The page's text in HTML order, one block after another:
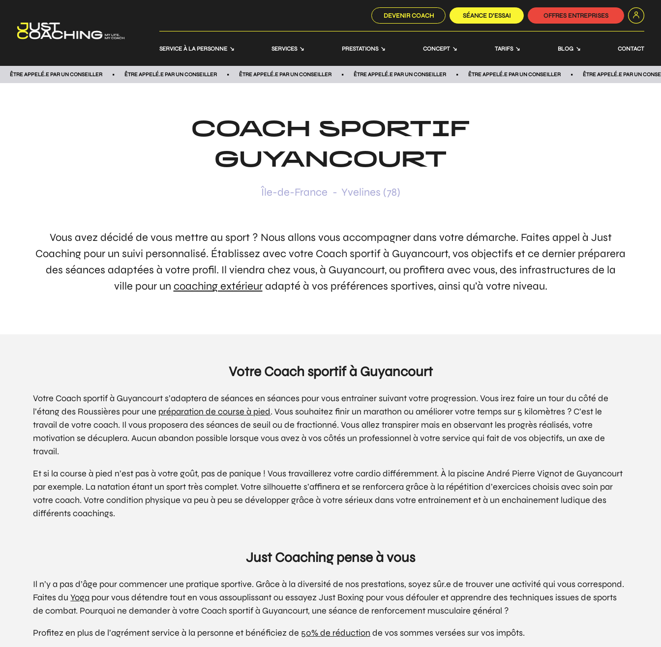
DEVENIR COACH SÉANCE D’ESSAI OFFRES ENTREPRISES
SERVICE À LA PERSONNE SERVICES PRESTATIONS CONCEPT TARIFS BLOG CONTACT
ÊTRE APPELÉ.E PAR UN CONSEILLER ÊTRE APPELÉ.E PAR UN CONSEILLER ÊTRE APPELÉ.E PAR UN CONSEILLER ÊTRE APPELÉ.E PAR UN CONSEILLER ÊTRE APPELÉ.E PAR UN CONSEILLER ÊTRE APPELÉ.E PAR UN
COACH SPORTIF
GUYANCOURT
Île-de-France - Yvelines (78)
Vous avez décidé de vous mettre au sport ? Nous allons vous accompagner dans votre démarche. Faites appel à Just
Coaching pour un suivi personnalisé. Établissez avec votre Coach sportif à Guyancourt, vos objectifs et ce dernier préparera
des séances adaptées à votre profil. Il viendra chez vous, à Guyancourt, ou profitera avec vous, des infrastructures de la
ville pour un coaching extérieuradapté à vos préférences sportives, ainsi qu’à votre niveau.
Votre Coach sportif à Guyancourt
Votre Coach sportif à Guyancourt s’adaptera de séances en séances pour vous entrainer suivant votre progression. Vous irez faire un tour du côté de
l’étang des Roussières pour une préparation de course à pied. Vous souhaitez finir un marathon ou améliorer votre temps sur 5 kilomètres ? C’est le
travail de votre coach. Il vous proposera des séances de seuil ou de fractionné. Vous allez transpirer mais en observant les progrès réalisés, votre
motivation se décuplera. Aucun abandon possible lorsque vous avez à vos côtés un professionnel à votre service qui fait de vos objectifs, un axe de
travail.
Et si la course à pied n’est pas à votre goût, pas de panique ! Vous travaillerez votre cardio différemment. À la piscine André Pierre Vignot de Guyancourt
par exemple. La natation étant un sport très complet. Votre silhouette s’affinera et se renforcera grâce à la répétition d’exercices choisis avec soin par
votre coach. Votre condition physique va peu à peu se développer grâce à votre sérieux dans votre entrainement et à un enchainement ludique des
différents coachings.
Just Coaching pense à vous
Il n’y a pas d’âge pour commencer une pratique sportive. Grâce à la diversité de nos prestations, soyez sûr.e de trouver une activité qui vous correspond.
Faites duYoga pour vous détendre tout en vous assouplissant ou essayez Just Boxing pour vous défouler et apprendre des techniques issues de sports
de combat. Pourquoi ne demander à votre Coach sportif à Guyancourt, une séance de renforcement musculaire général ?
Profitez en plus de l’agrément service à la personne et bénéficiez de 50% de réduction de vos sommes versées sur vos impôts.